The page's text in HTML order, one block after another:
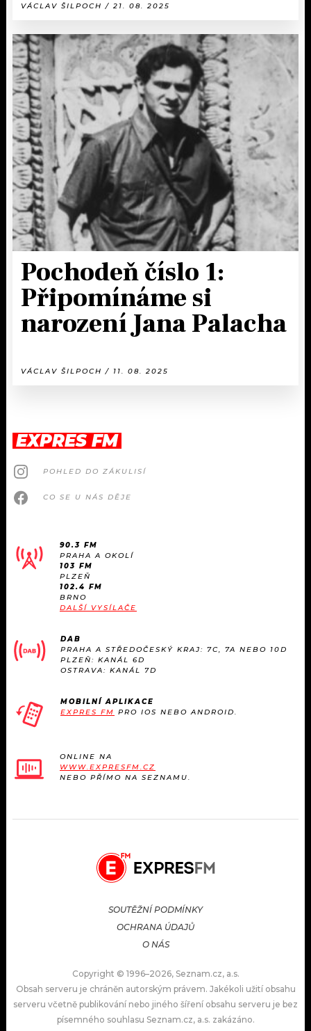
VÁCLAV ŠILPOCH / 21. 08. 2025
Pochodeň číslo 1:
Připomínáme si
narození Jana Palacha
VÁCLAV ŠILPOCH / 11. 08. 2025
EXPRES FM
POHLED DO ZÁKULISÍ
CO SE U NÁS DĚJE
90.3 FM
PRAHA A OKOLÍ
103 FM
PLZEŇ
102.4 FM
BRNO
DALŠÍ VYSÍLAČE
DAB
PRAHA A STŘEDOČESKÝ KRAJ: 7C, 7A NEBO 10D
PLZEŇ: KANÁL 6D
OSTRAVA: KANÁL 7D
MOBILNÍ APLIKACE
EXPRES FM PRO IOS NEBO ANDROID.
ONLINE NA
WWW.EXPRESFM.CZ
NEBO PŘÍMO NA SEZNAMU.
SOUTĚŽNÍ PODMÍNKY
OCHRANA ÚDAJŮ
O NÁS
Copyright © 1996–2026, Seznam.cz, a.s.
Obsah serveru je chráněn autorským právem. Jakékoli užití obsahu
serveru včetně publikování nebo jiného šíření obsahu serveru je bez
písemného souhlasu Seznam.cz, a.s. zakázáno.